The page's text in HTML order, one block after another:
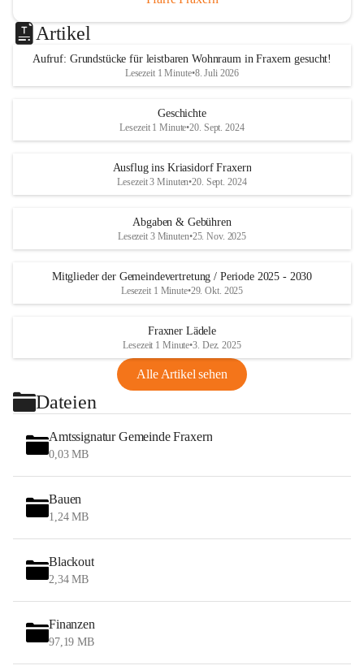
Artikel
Aufruf: Grundstücke für leistbaren Wohnraum in Fraxern gesucht!
Lesezeit 1 Minute•8. Juli 2026
Geschichte
Lesezeit 1 Minute•20. Sept. 2024
Ausflug ins Kriasidorf Fraxern
Lesezeit 3 Minuten•20. Sept. 2024
Abgaben & Gebühren
Lesezeit 3 Minuten•25. Nov. 2025
Mitglieder der Gemeindevertretung / Periode 2025 - 2030
Lesezeit 1 Minute•29. Okt. 2025
Fraxner Lädele
Lesezeit 1 Minute•3. Dez. 2025
Alle Artikel sehen
Dateien
Amtssignatur Gemeinde Fraxern
0,03 MB
Bauen
1,24 MB
Blackout
2,34 MB
Finanzen
97,19 MB